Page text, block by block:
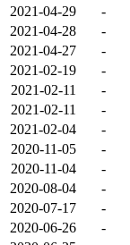
2021-04-29
-
2021-04-28
-
2021-04-27
-
2021-02-19
-
2021-02-11
-
2021-02-11
-
2021-02-04
-
2020-11-05
-
2020-11-04
-
2020-08-04
-
2020-07-17
-
2020-06-26
-